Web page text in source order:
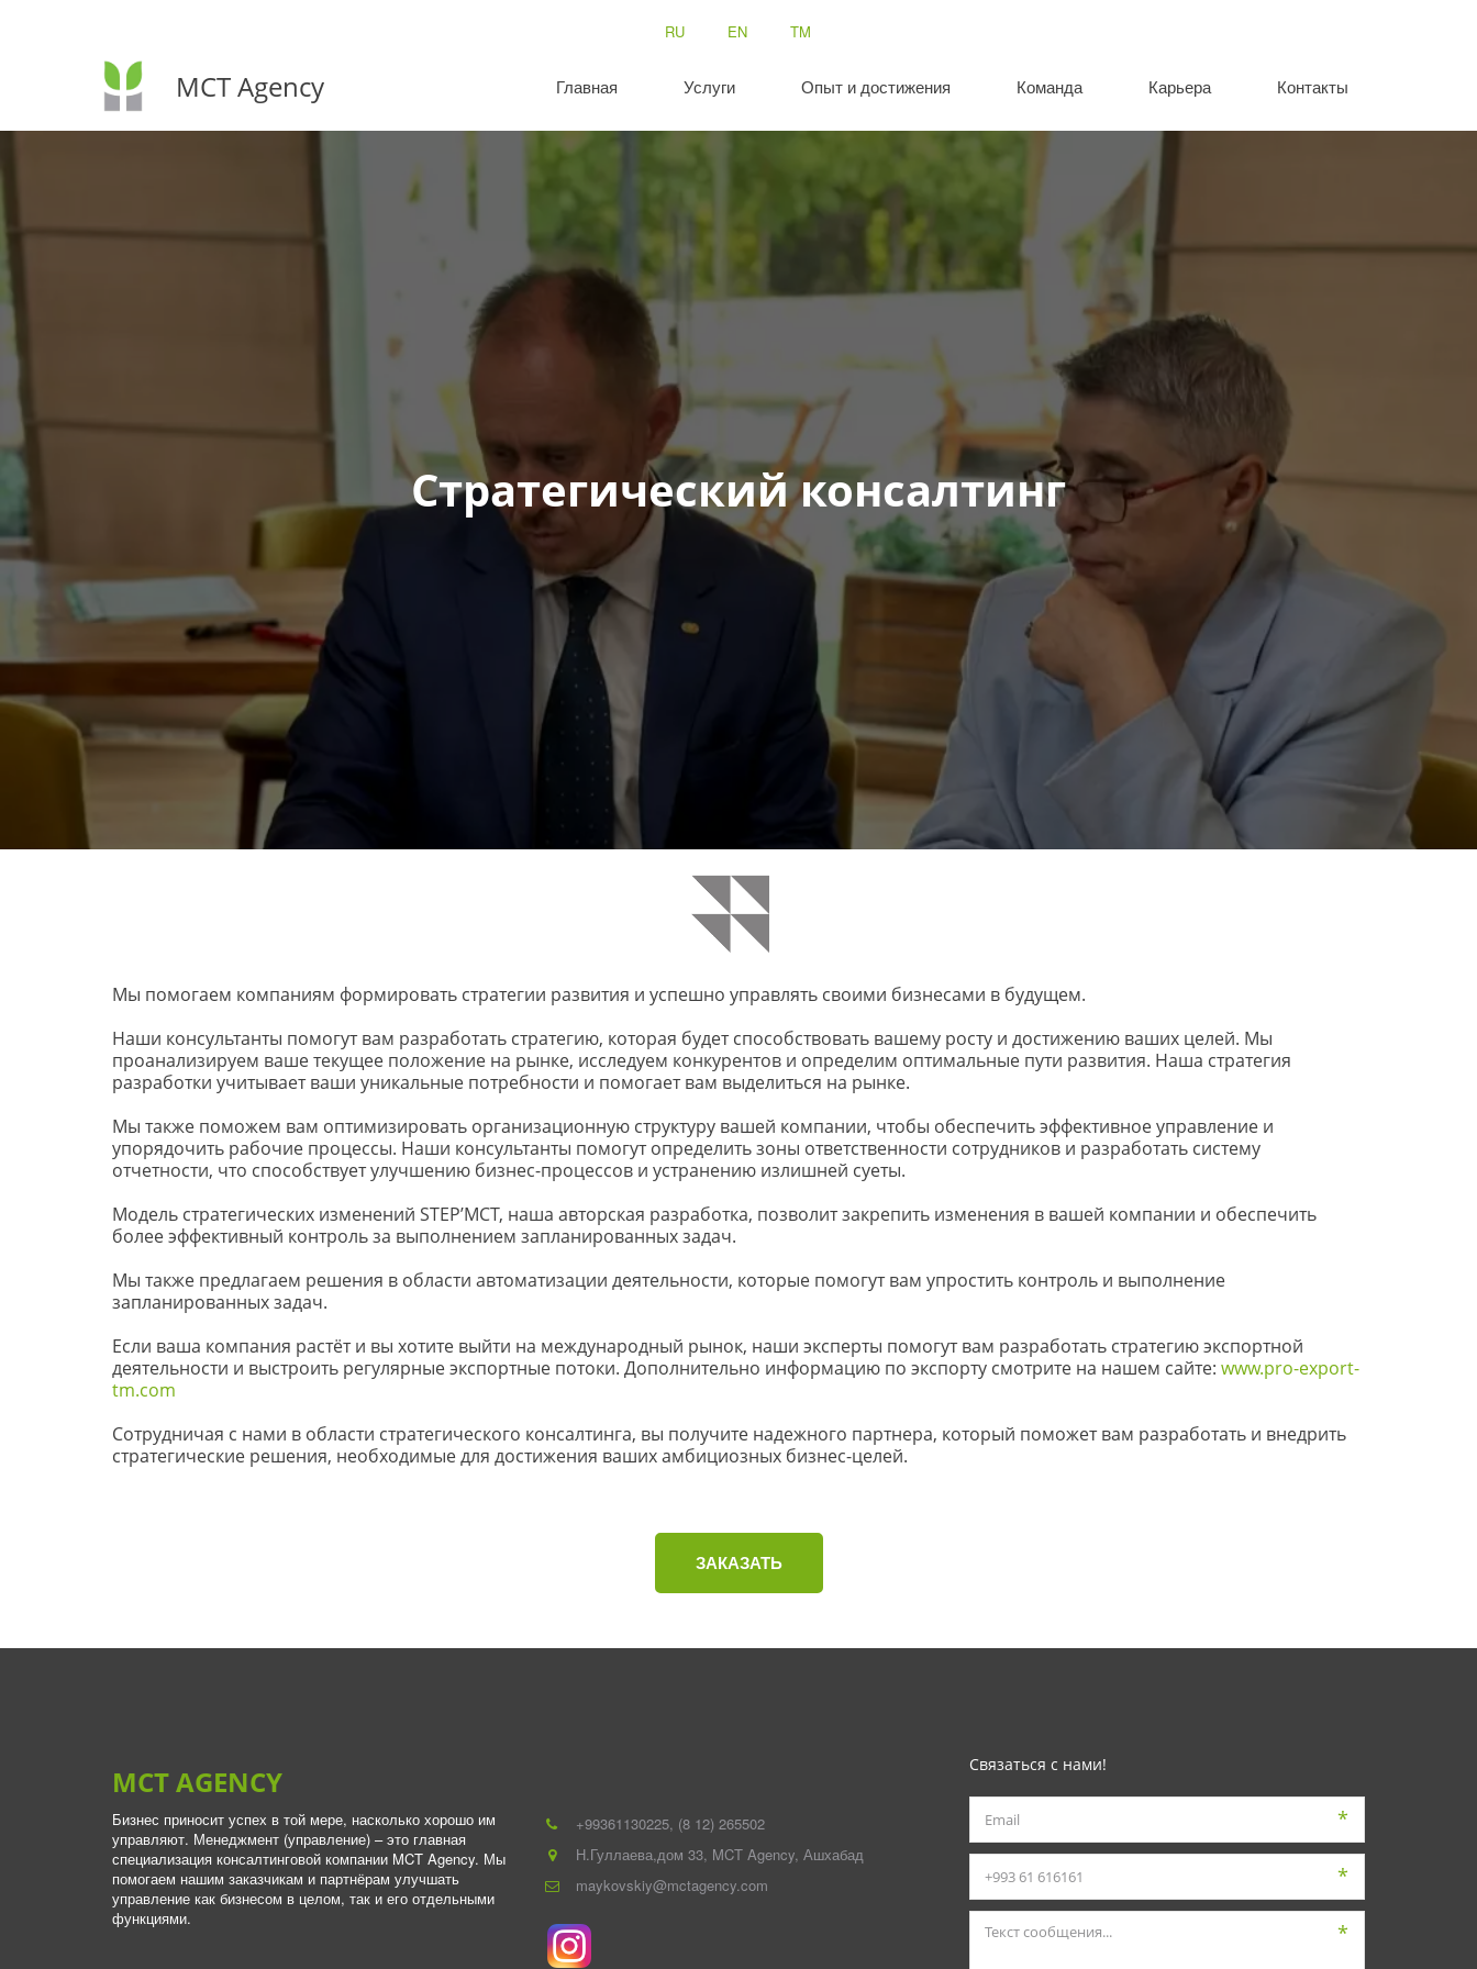
RU EN TM
MCT Agency Главная Услуги Опыт и достижения Команда Карьера Контакты
Стратегический консалтинг
Мы помогаем компаниям формировать стратегии развития и успешно управлять своими бизнесами в будущем.
Наши консультанты помогут вам разработать стратегию, которая будет способствовать вашему росту и достижению ваших целей. Мы
проанализируем ваше текущее положение на рынке, исследуем конкурентов и определим оптимальные пути развития. Наша стратегия
разработки учитывает ваши уникальные потребности и помогает вам выделиться на рынке.
Мы также поможем вам оптимизировать организационную структуру вашей компании, чтобы обеспечить эффективное управление и
упорядочить рабочие процессы. Наши консультанты помогут определить зоны ответственности сотрудников и разработать систему
отчетности, что способствует улучшению бизнес-процессов и устранению излишней суеты.
Модель стратегических изменений STEP’MCT, наша авторская разработка, позволит закрепить изменения в вашей компании и обеспечить
более эффективный контроль за выполнением запланированных задач.
Мы также предлагаем решения в области автоматизации деятельности, которые помогут вам упростить контроль и выполнение
запланированных задач.
Если ваша компания растёт и вы хотите выйти на международный рынок, наши эксперты помогут вам разработать стратегию экспортной
деятельности и выстроить регулярные экспортные потоки. Дополнительно информацию по экспорту смотрите на нашем сайте: www.pro-export-
tm.com
Сотрудничая с нами в области стратегического консалтинга, вы получите надежного партнера, который поможет вам разработать и внедрить
стратегические решения, необходимые для достижения ваших амбициозных бизнес-целей.
ЗАКАЗАТЬ
MCT AGENCY
Бизнес приносит успех в той мере, насколько хорошо им
управляют. Менеджмент (управление) – это главная
специализация консалтинговой компании MCT Agency. Мы
помогаем нашим заказчикам и партнёрам улучшать
управление как бизнесом в целом, так и его отдельными
функциями.
+99361130225, (8 12) 265502
Н.Гуллаева,дом 33, MCT Agency, Ашхабад
maykovskiy@mctagency.com
Связаться с нами!
*
*
*